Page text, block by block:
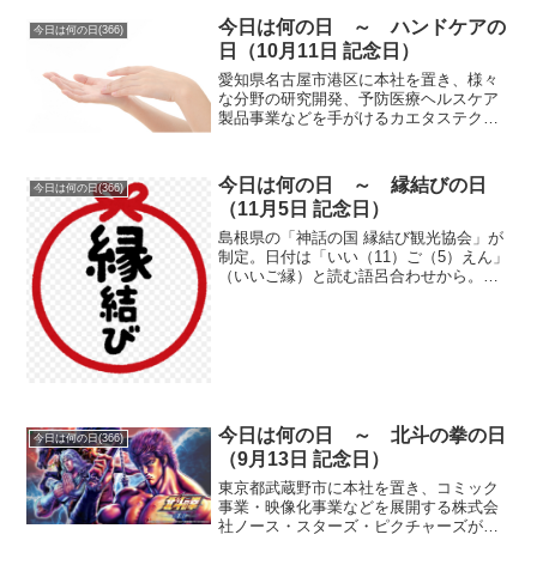
今日は何の日(366)
今日は何の日 ～ ハンドケアの
日（10月11日 記念日）
愛知県名古屋市港区に本社を置き、様々
な分野の研究開発、予防医療ヘルスケア
製品事業などを手がけるカエタステクノ
10％以上も下がる変化の時期で、乾燥が
始ま...
今日は何の日(366)
今日は何の日 ～ 縁結びの日
（11月5日 記念日）
島根県の「神話の国 縁結び観光協会」が
制定。日付は「いい（11）ご（5）えん」
（いいご縁）と読む語呂合わせから。古
今日は何の日(366)
今日は何の日 ～ 北斗の拳の日
（9月13日 記念日）
東京都武蔵野市に本社を置き、コミック
事業・映像化事業などを展開する株式会
社ノース・スターズ・ピクチャーズが制